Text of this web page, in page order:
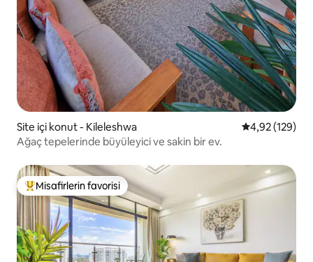
Site içi konut - Kileleshwa 5 üzerinden
4,92 (129)
Ağaç tepelerinde büyüleyici ve sakin bir ev.
Misafirlerin favorilerinden en beğenilenler arasında
Misafirlerin favorisi